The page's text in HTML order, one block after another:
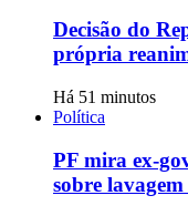
Decisão do
própria
Há 51 minutos
Política
PF mira ex-
sobre